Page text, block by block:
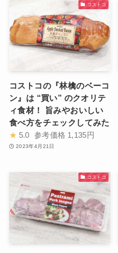
コストコ
コストコの『林檎のベーコ
ン』は “買い” のクオリテ
ィ食材！ 旨みやおいしい
食べ方をチェックしてみた
★ 5.0 参考価格 1,135円
2023年4月21日
コストコ